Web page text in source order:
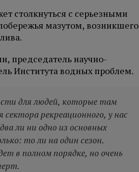
столкнуться с серьезными
мазутом, возникшего
председатель научно-
Института водных проблем.
для людей, которые там
рекреационного, у нас
ли ни одно из основных
то ли на один сезон.
в полном порядке, но очень